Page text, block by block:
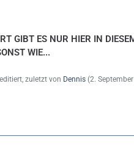
GIBT ES NUR HIER IN
WIE...
zuletzt von Dennis (2.